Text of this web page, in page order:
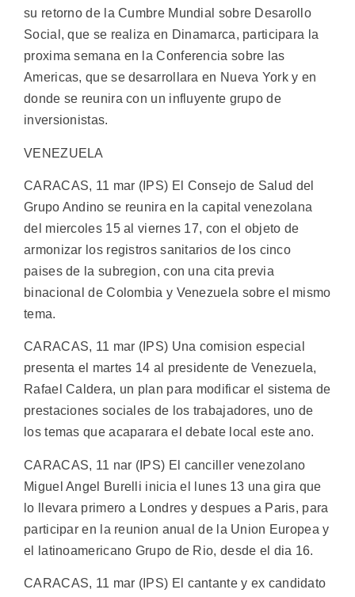
su retorno de la Cumbre Mundial sobre Desarollo
Social, que se realiza en Dinamarca, participara la
proxima semana en la Conferencia sobre las
Americas, que se desarrollara en Nueva York y en
donde se reunira con un influyente grupo de
inversionistas.
VENEZUELA
CARACAS, 11 mar (IPS) El Consejo de Salud del
Grupo Andino se reunira en la capital venezolana
del miercoles 15 al viernes 17, con el objeto de
armonizar los registros sanitarios de los cinco
paises de la subregion, con una cita previa
binacional de Colombia y Venezuela sobre el mismo
tema.
CARACAS, 11 mar (IPS) Una comision especial
presenta el martes 14 al presidente de Venezuela,
Rafael Caldera, un plan para modificar el sistema de
prestaciones sociales de los trabajadores, uno de
los temas que acaparara el debate local este ano.
CARACAS, 11 nar (IPS) El canciller venezolano
Miguel Angel Burelli inicia el lunes 13 una gira que
lo llevara primero a Londres y despues a Paris, para
participar en la reunion anual de la Union Europea y
el latinoamericano Grupo de Rio, desde el dia 16.
CARACAS, 11 mar (IPS) El cantante y ex candidato